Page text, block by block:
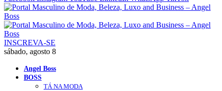
INSCREVA-SE
sábado, agosto 8
Angel Boss
BOSS
TÁ NA MODA